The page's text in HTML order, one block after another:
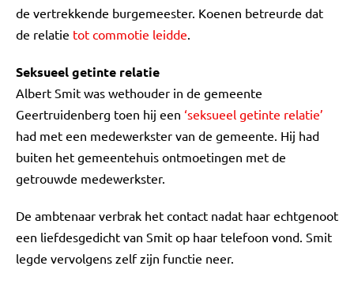
de vertrekkende burgemeester. Koenen betreurde dat
de relatie tot commotie leidde.
Seksueel getinte relatie
Albert Smit was wethouder in de gemeente
Geertruidenberg toen hij een ‘seksueel getinte relatie’
had met een medewerkster van de gemeente. Hij had
buiten het gemeentehuis ontmoetingen met de
getrouwde medewerkster.
De ambtenaar verbrak het contact nadat haar echtgenoot
een liefdesgedicht van Smit op haar telefoon vond. Smit
legde vervolgens zelf zijn functie neer.